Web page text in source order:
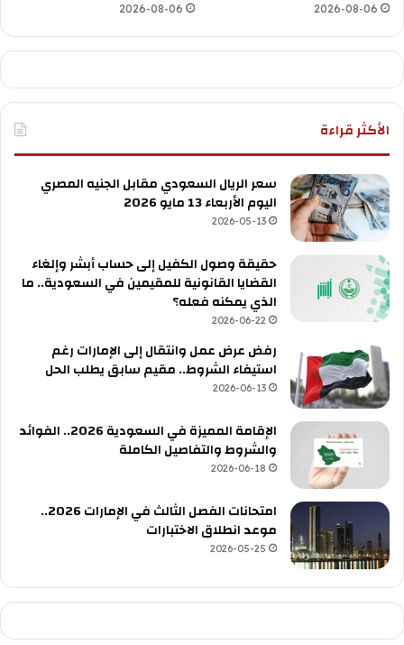
2026-08-06
2026-08-06
الأكثر قراءة
سعر الريال السعودي مقابل الجنيه المصري
اليوم الأربعاء 13 مايو 2026
2026-05-13
حقيقة وصول الكفيل إلى حساب أبشر وإلغاء
القضايا القانونية للمقيمين في السعودية.. ما
الذي يمكنه فعله؟
2026-06-22
رفض عرض عمل وانتقال إلى الإمارات رغم
استيفاء الشروط.. مقيم سابق يطلب الحل
2026-06-13
الإقامة المميزة في السعودية 2026.. الفوائد
والشروط والتفاصيل الكاملة
2026-06-18
امتحانات الفصل الثالث في الإمارات 2026..
موعد انطلاق الاختبارات
2026-05-25